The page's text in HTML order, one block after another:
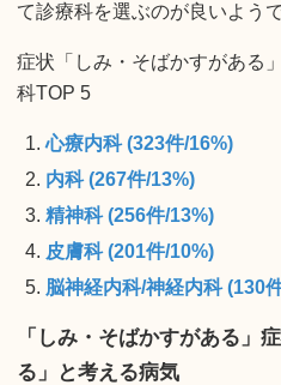
て診療科を選ぶのが良いようで
症状「しみ・そばかすがある
科TOP 5
心療内科 (323件/16%)
内科 (267件/13%)
精神科 (256件/13%)
皮膚科 (201件/10%)
脳神経内科/神経内科 (130
「しみ・そばかすがある」
る」と考える病気